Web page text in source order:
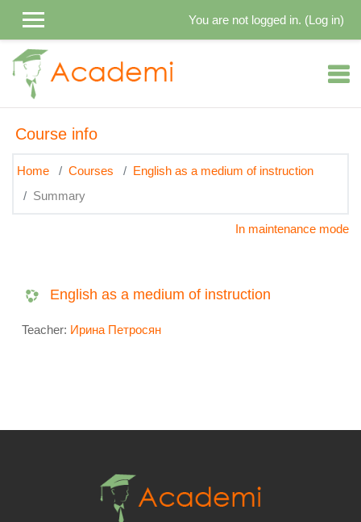
You are not logged in. (Log in)
Course info
Home Courses
English as a medium of instruction
Summary
In maintenance mode
English as a medium of instruction
Teacher: Ирина Петросян